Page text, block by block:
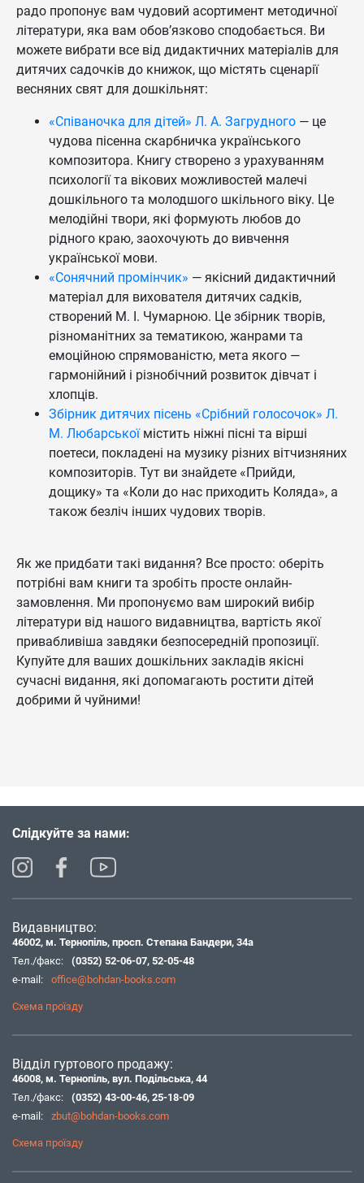
радо пропонує вам чудовий асортимент методичної
літератури, яка вам обов’язково сподобається. Ви
можете вибрати все від дидактичних матеріалів для
дитячих садочків до книжок, що містять сценарії
весняних свят для дошкільнят:
«Співаночка для дітей» Л. А. Загрудного — це
чудова пісенна скарбничка українського
композитора. Книгу створено з урахуванням
психології та вікових можливостей малечі
дошкільного та молодшого шкільного віку. Це
мелодійні твори, які формують любов до
рідного краю, заохочують до вивчення
української мови.
«Сонячний промінчик» — якісний дидактичний
матеріал для вихователя дитячих садків,
створений М. І. Чумарною. Це збірник творів,
різноманітних за тематикою, жанрами та
емоційною спрямованістю, мета якого —
гармонійний і різнобічний розвиток дівчат і
хлопців.
Збірник дитячих пісень «Срібний голосочок» Л.
М. Любарськоїмістить ніжні пісні та вірші
поетеси, покладені на музику різних вітчизняних
композиторів. Тут ви знайдете «Прийди,
дощику» та «Коли до нас приходить Коляда», а
також безліч інших чудових творів.
Як же придбати такі видання? Все просто: оберіть
потрібні вам книги та зробіть просте онлайн-
замовлення. Ми пропонуємо вам широкий вибір
літератури від нашого видавництва, вартість якої
привабливіша завдяки безпосередній пропозиції.
Купуйте для ваших дошкільних закладів якісні
сучасні видання, які допомагають ростити дітей
добрими й чуйними!
Слідкуйте за нами:
Видавництво:
46002, м. Тернопіль, просп. Степана Бандери, 34а
Тел./факс:
(0352) 52-06-07, 52-05-48
e-mail:
office@bohdan-books.com
Схема проїзду
Відділ гуртового продажу:
46008, м. Тернопіль, вул. Подільська, 44
Тел./факс:
(0352) 43-00-46, 25-18-09
e-mail:
zbut@bohdan-books.com
Схема проїзду